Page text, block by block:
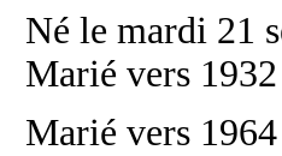
Né le mardi 21
Marié vers
Marié vers